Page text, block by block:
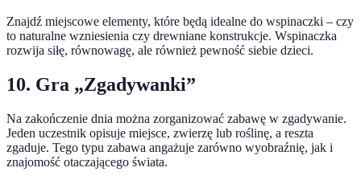
Znajdź miejscowe elementy, które będą idealne do wspinaczki – czy
to naturalne wzniesienia czy drewniane konstrukcje. Wspinaczka
rozwija siłę, równowagę, ale również pewność siebie dzieci.
10. Gra „Zgadywanki”
Na zakończenie dnia można zorganizować zabawę w zgadywanie.
Jeden uczestnik opisuje miejsce, zwierzę lub roślinę, a reszta
zgaduje. Tego typu zabawa angażuje zarówno wyobraźnię, jak i
znajomość otaczającego świata.